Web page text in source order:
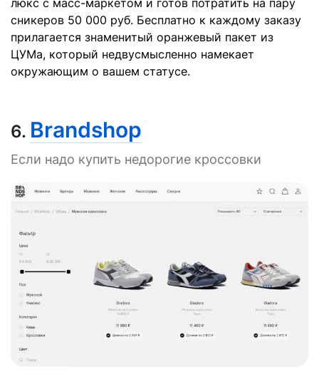
люкс с масс-маркетом и готов потратить на пару
сникеров 50 000 руб. Бесплатно к каждому заказу
прилагается знаменитый оранжевый пакет из
ЦУМа, который недвусмысленно намекает
окружающим о вашем статусе.
6. Brandshop
Если надо купить недорогие кроссовки